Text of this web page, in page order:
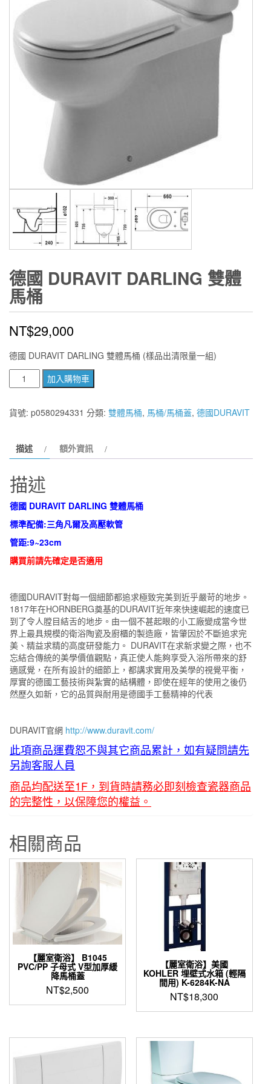
德國 DURAVIT DARLING 雙體
馬桶
NT$29,000
德國 DURAVIT DARLING 雙體馬桶 (樣品出清限量一組)
國
DURAVIT
DARLING
體
桶
量
加入購物車
貨號: p0580294331 分類: 雙體馬桶, 馬桶/馬桶蓋, 德國DURAVIT
描述 額外資訊
描述
德國 DURAVIT DARLING 雙體馬桶
標準配備:三角凡爾及高壓軟管
管距:9~23cm
購買前請先確定是否適用
德國DURAVIT對每一個細節都追求極致完美到近乎嚴苛的地步。
1817年在HORNBERG奠基的DURAVIT近年來快速崛起的速度已
到了令人膛目結舌的地步。由一個不甚起眼的小工廠變成當今世
界上最具規模的衛浴陶瓷及廚櫃的製造廠，皆肇因於不斷追求完
美、精益求精的高度研發能力。 DURAVIT在求新求變之際，也不
忘結合傳統的美學價值觀點，真正使人能夠享受入浴所帶來的舒
適感覺，在所有設計的細節上，都講求實用及美學的視覺平衡，
厚實的德國工藝技術與紮實的結構體，即使在經年的使用之後仍
然歷久如新，它的品質與耐用是德國手工藝精神的代表
DURAVIT官網 http://www.duravit.com/
此項商品運費恕不與其它商品累計，如有疑問請先
另詢客服人員
商品均配送至1F，到貨時請務必即刻檢查瓷器商品
的完整性，以保障您的權益。
相關商品
【麗室衛浴】 B1045
PVC/PP 子母式 V型加厚緩
降馬桶蓋
NT$2,500
【麗室衛浴】美國
KOHLER 埋壁式水箱 (輕隔
間用) K-6284K-NA
NT$18,300